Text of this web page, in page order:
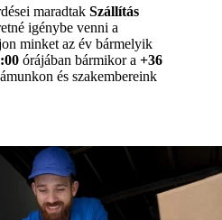
maradtak Szállítás
igénybe venni a
minket az év bármelyik
órájában bármikor a +36
és szakembereink